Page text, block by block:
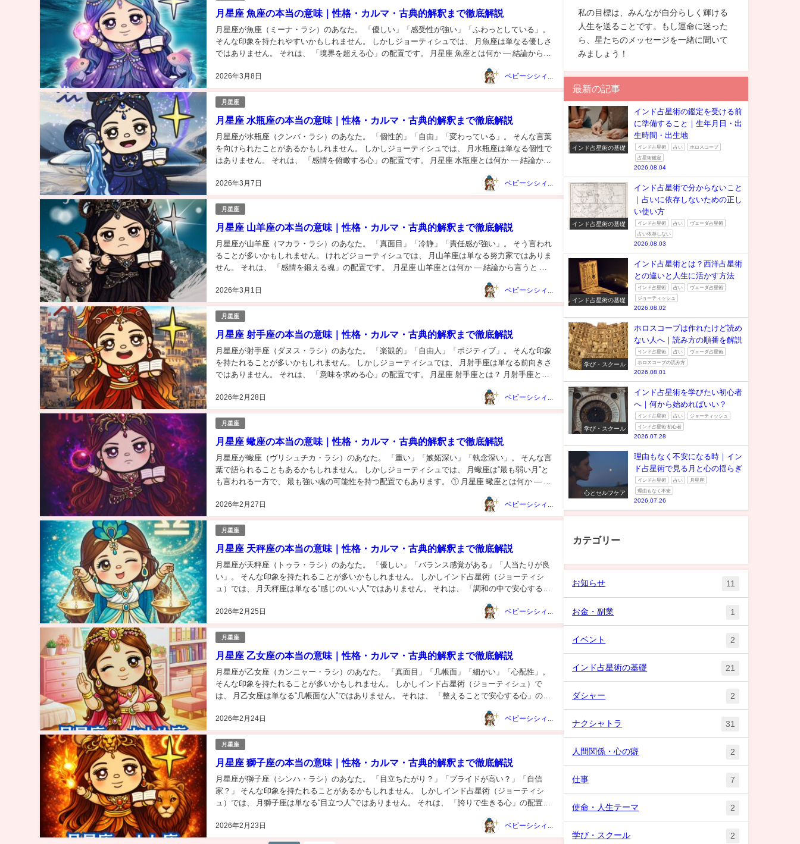
月星座 魚座の本当の意味｜性格・カルマ・古典的解釈まで徹底解説
2026年3月8日
月星座が魚座（ミーナ・ラシ）のあなた。 「優しい」「感受性が強い」「ふわっとしている」。
そんな印象を持たれやすいかもしれません。 しかしジョーティシュでは、 月魚座は単なる優しさ
ではありません。 それは、 「境界を超える心」の配置です。 月星座 魚座とは何か — 結論から言
月星座
月星座 水瓶座の本当の意味｜性格・カルマ・古典的解釈まで徹底解説
2026年3月7日
月星座が水瓶座（クンバ・ラシ）のあなた。 「個性的」「自由」「変わっている」。 そんな言葉
を向けられたことがあるかもしれません。 しかしジョーティシュでは、 月水瓶座は単なる個性で
はありません。 それは、 「感情を俯瞰する心」の配置です。 月星座 水瓶座とは何か — 結論から
月星座
月星座 山羊座の本当の意味｜性格・カルマ・古典的解釈まで徹底解説
2026年3月1日
月星座が山羊座（マカラ・ラシ）のあなた。 「真面目」「冷静」「責任感が強い」。 そう言われ
ることが多いかもしれません。 けれどジョーティシュでは、 月山羊座は単なる努力家ではありま
せん。 それは、 「感情を鍛える魂」の配置です。 月星座 山羊座とは何か — 結論から言うと 月
月星座
月星座 射手座の本当の意味｜性格・カルマ・古典的解釈まで徹底解説
2026年2月28日
月星座が射手座（ダヌス・ラシ）のあなた。 「楽観的」「自由人」「ポジティブ」。 そんな印象
を持たれることが多いかもしれません。 しかしジョーティシュでは、 月射手座は単なる前向きさ
ではありません。 それは、 「意味を求める心」の配置です。 月星座 射手座とは？ 月射手座と
月星座
月星座 蠍座の本当の意味｜性格・カルマ・古典的解釈まで徹底解説
2026年2月27日
月星座が蠍座（ヴリシュチカ・ラシ）のあなた。 「重い」「嫉妬深い」「執念深い」。 そんな言
葉で語られることもあるかもしれません。 しかしジョーティシュでは、 月蠍座は“最も弱い月”と
も言われる一方で、 最も強い魂の可能性を持つ配置でもあります。 ① 月星座 蠍座とは何か — 結
月星座
月星座 天秤座の本当の意味｜性格・カルマ・古典的解釈まで徹底解説
2026年2月25日
月星座が天秤座（トゥラ・ラシ）のあなた。 「優しい」「バランス感覚がある」「人当たりが良
い」。 そんな印象を持たれることが多いかもしれません。 しかしインド占星術（ジョーティシ
ュ）では、 月天秤座は単なる“感じのいい人”ではありません。 それは、 「調和の中で安心する
月星座
月星座 乙女座の本当の意味｜性格・カルマ・古典的解釈まで徹底解説
2026年2月24日
月星座が乙女座（カンニャー・ラシ）のあなた。 「真面目」「几帳面」「細かい」「心配性」。
そんな印象を持たれることが多いかもしれません。 しかしインド占星術（ジョーティシュ）で
は、 月乙女座は単なる“几帳面な人”ではありません。 それは、 「整えることで安心する心」の配
月星座
月星座 獅子座の本当の意味｜性格・カルマ・古典的解釈まで徹底解説
2026年2月23日
月星座が獅子座（シンハ・ラシ）のあなた。 「目立ちたがり？」「プライドが高い？」「自信
家？」 そんな印象を持たれることがあるかもしれません。 しかしインド占星術（ジョーティシ
ュ）では、 月獅子座は単なる“目立つ人”ではありません。 それは、 「誇りで生きる心」の配置で
私の目標は、みんなが自分らしく輝ける
人生を送ることです。もし運命に迷った
ら、星たちのメッセージを一緒に聞いて
みましょう！
最新の記事
インド占星術の基礎
インド占星術の鑑定を受ける前
に準備すること｜生年月日・出
生時間・出生地
インド占星術 占い ホロスコープ
占星術鑑定
2026.08.04
インド占星術の基礎
インド占星術で分からないこと
｜占いに依存しないための正し
い使い方
インド占星術 占い ヴェーダ占星術
占い依存しない
2026.08.03
インド占星術の基礎
インド占星術とは？西洋占星術
との違いと人生に活かす方法
インド占星術 占い ヴェーダ占星術
ジョーティッシュ
2026.08.02
学び・スクール
ホロスコープは作れたけど読め
ない人へ｜読み方の順番を解説
インド占星術 占い ヴェーダ占星術
ホロスコープの読み方
2026.08.01
学び・スクール
インド占星術を学びたい初心者
へ｜何から始めればいい？
インド占星術 占い ジョーティッシュ
インド占星術 初心者
2026.07.28
心とセルフケア
理由もなく不安になる時｜イン
ド占星術で見る月と心の揺らぎ
インド占星術 占い 月星座
理由もなく不安
2026.07.26
カテゴリー
お知らせ 11
お金・副業 1
イベント 2
インド占星術の基礎 21
ダシャー 2
ナクシャトラ 31
人間関係・心の癖 2
仕事 7
使命・人生テーマ 2
学び・スクール 2